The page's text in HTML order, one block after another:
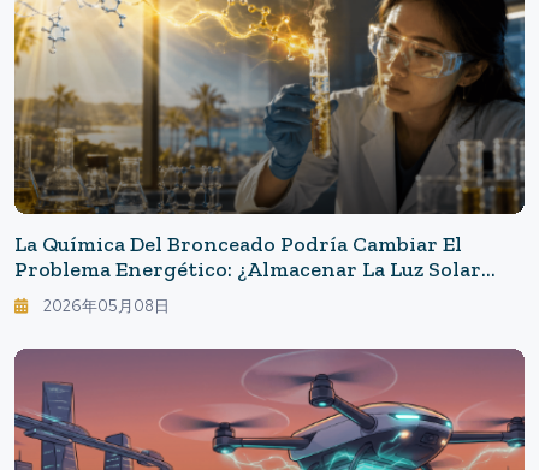
La Química Del Bronceado Podría Cambiar El
Problema Energético: ¿Almacenar La Luz Solar
Durante Meses O Años? Almacenamiento De
Energía Molecular Inspirado En El ADN
2026年05月08日